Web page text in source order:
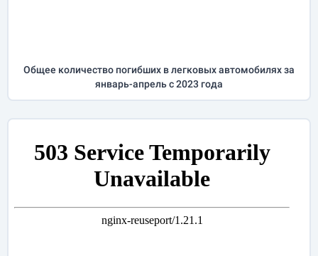
Общее количество погибших в легковых автомобилях за
январь-апрельс 2023 года